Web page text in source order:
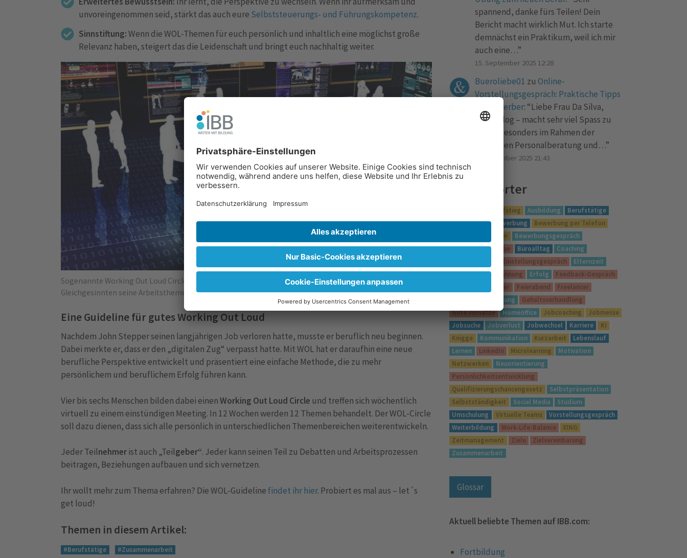
unvoreingenommen seid, stärkt das auch eure Selbststeuerungs- und Führungskompetenz.
Sinnstiftung:Wenn die WOL-Themen für euch persönlich und inhaltlich eine möglichst große
Relevanz haben, steigert das die Leidenschaft und bringt euch nachhaltig weiter.
Sogenannte Working Out Loud Circle sind regelmäßige Treffen im virtuellen Raum, bei denen man mit
Gleichgesinnten seine Arbeitsthemen bespricht.
Eine Guideline für gutes Working Out Loud
Nachdem John Stepper seinen langjährigen Job verloren hatte, musste er beruflich neu beginnen.
Dabei merkte er, dass er den „digitalen Zug“ verpasst hatte. Mit WOL hat er daraufhin eine neue
berufliche Perspektive entwickelt und präsentiert eine einfache Methode, die zu mehr
persönlichem und beruflichem Erfolg führen kann.
Vier bis sechs Menschen bilden dabei einenWorking Out Loud Circle und treffen sich wöchentlich
virtuell zu einem einstündigen Meeting. In 12 Wochen werden 12 Themen behandelt. Der WOL-Circle
soll dazu dienen, dass sich alle persönlich in unterschiedlichen Themenbereichen weiterentwickeln.
Jeder Teilnehmer ist auch „Teilgeber“. Jeder kann seinen Teil zu Debatten und Arbeitsprozessen
beitragen, Beziehungen aufbauen und sich vernetzen.
Ihr wollt mehr zum Thema erfahren? Die WOL-Guideline findet ihr hier. Probiert es mal aus – let´s
get loud!
Themen in diesem Artikel:
#Berufstätige #Zusammenarbeit
spannend, danke fürs Teilen! Dein
Bericht macht wirklich Mut. Ich starte
demnächst ein Praktikum, weil ich mir
auch eine…”
15. September 2025 12:28
Bueroliebe01 zu Online-
Vorstellungsgespräch: Praktische Tipps
für Bewerber: “Liebe Frau Da Silva,
toller Blog – macht sehr viel Spass zu
lesen! Besonders im Rahmen der
modernen Personalberatung und…”
1. September 2025 21:43
Schlagwörter
Aufstieg Ausbildung
Berufstätige
Berufswahl
Bewerbung
Bewerbung per Telefon
Bewerbungsfehler
Bewerbungsgespräch
Bewerbungsmappe
Büroalltag
Coaching
Einstellungsgespräch
Elternzeit
Englisch
Entspannung Erfolg
Feedback-Gespräch
Feelgood-Manager
Feierabend
Freelancer
Führung
Gehaltsverhandlung
Gute Vorsätze
Homeoffice Jobcoaching
Jobmesse
Jobsuche
Jobverlust Jobwechsel Karriere
KI
Knigge
Kommunikation Kurzarbeit
Lebenslauf
Lernen
LinkedIn Microlearning
Motivation
Netzwerken
Neuorientierung
Persönlichkeitsentwicklung
Qualifizierungschancengesetz
Selbstpräsentation
Selbstständigkeit
Social Media
Studium
Umschulung
Virtuelle Teams
Vorstellungsgespräch
Weiterbildung
Work-Life-Balance
XING
Zeitmanagement
Ziele
Zielvereinbarung
Zusammenarbeit
Glossar
Aktuell beliebte Themen auf IBB.com:
Fortbildung